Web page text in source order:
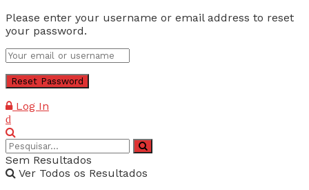
Please enter your username or email address to reset
your password.
Log In
Sem Resultados
Ver Todos os Resultados